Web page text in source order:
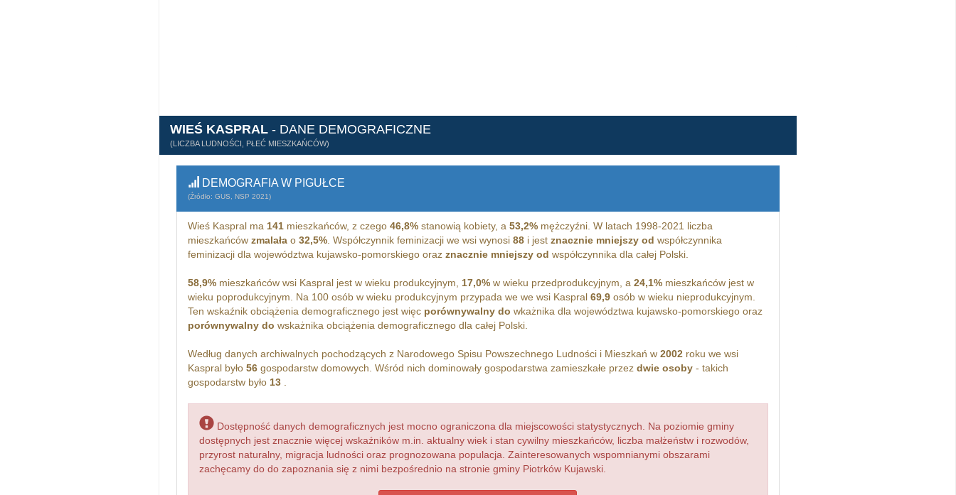
WIEŚ KASPRAL - DANE DEMOGRAFICZNE
(LICZBA LUDNOŚCI, PŁEĆ MIESZKAŃCÓW)
DEMOGRAFIA W PIGUŁCE
(Źródło: GUS, NSP 2021)
Wieś Kaspral ma 141mieszkańców, z czego 46,8%stanowią kobiety, a 53,2%mężczyźni. W latach 1998-2021 liczba
mieszkańców zmalałao 32,5%. Współczynnik feminizacji we wsi wynosi 88i jest znacznie mniejszy od współczynnika
feminizacji dla województwa kujawsko-pomorskiego oraz znacznie mniejszy od współczynnika dla całej Polski.
58,9%mieszkańców wsi Kaspral jest w wieku produkcyjnym, 17,0%w wieku przedprodukcyjnym, a 24,1%mieszkańców jest w
wieku poprodukcyjnym. Na 100 osób w wieku produkcyjnym przypada we we wsi Kaspral 69,9osób w wieku nieprodukcyjnym.
Ten wskaźnik obciążenia demograficznego jest więc porównywalny do wkażnika dla województwa kujawsko-pomorskiego oraz
porównywalny do wskażnika obciążenia demograficznego dla całej Polski.
Według danych archiwalnych pochodzących z Narodowego Spisu Powszechnego Ludności i Mieszkań w 2002roku we wsi
Kaspral było 56gospodarstw domowych. Wśród nich dominowały gospodarstwa zamieszkałe przez dwie osoby- takich
gospodarstw było 13.
Dostępność danych demograficznych jest mocno ograniczona dla miejscowości statystycznych. Na poziomie gminy
dostępnych jest znacznie więcej wskaźników m.in. aktualny wiek i stan cywilny mieszkańców, liczba małżeństw i rozwodów,
przyrost naturalny, migracja ludności oraz prognozowana populacja. Zainteresowanych wspomnianymi obszarami
zachęcamy do do zapoznania się z nimi bezpośrednio na stronie gminy Piotrków Kujawski.